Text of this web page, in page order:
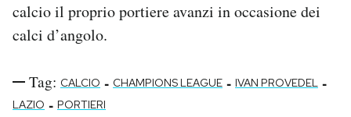
calcio il proprio portiere avanzi in occasione dei
calci d’angolo.
Tag: CALCIO - CHAMPIONS LEAGUE - IVAN PROVEDEL -
LAZIO - PORTIERI